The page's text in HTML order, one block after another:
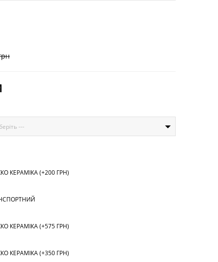
---
КЕРАМІКА (+200 ГРН)
КЕРАМІКА (+575 ГРН)
КЕРАМІКА (+350 ГРН)